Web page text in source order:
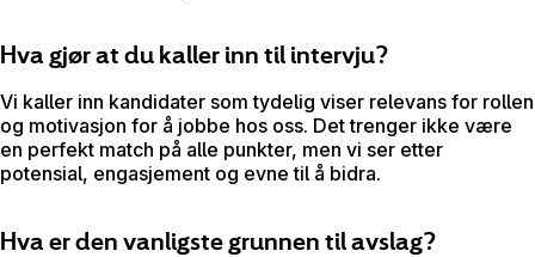
Hva gjør at du kaller inn til intervju?
Vi kaller inn kandidater som tydelig viser relevans for rollen
og motivasjon for å jobbe hos oss. Det trenger ikke være
en perfekt match på alle punkter, men vi ser etter
potensial, engasjement og evne til å bidra.
Hva er den vanligste grunnen til avslag?